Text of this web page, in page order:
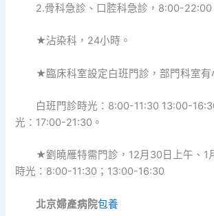
2.骨科急診、口腔科急診，8:00-22:00
★沾染科，24小時。
★臨床科室設定白班門診，部門科室有
白班門診時光：8:00-11:30 13:00-
光：17:00-21:30。
★劉曉雁特需門診，12月30日上午、1
時光：8:00-11:30；13:00-16:30
北京婦產病院包養